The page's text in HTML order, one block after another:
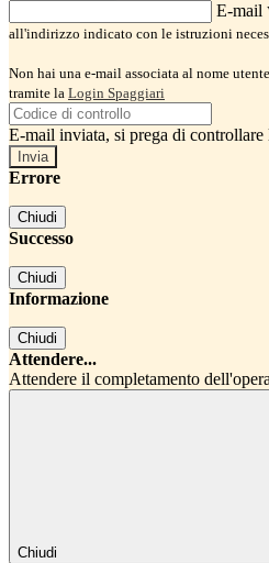
E-mail
all'indirizzo indicato con le istruzioni
Non hai una e-mail associata al nome
tramite la Login Spaggiari
E-mail inviata, si prega di controllare
Errore
Chiudi
Successo
Chiudi
Informazione
Chiudi
Attendere...
Attendere il completamento
Chiudi